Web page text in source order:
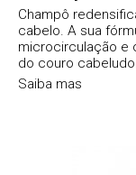
Champô
cabelo. A sua
microcirculação e
do couro
Saiba mas